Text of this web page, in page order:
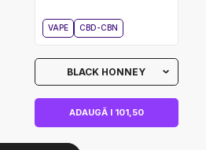
VAPE CBD-CBN
BLACK HONNEY
ADAUGĂ I 101,50